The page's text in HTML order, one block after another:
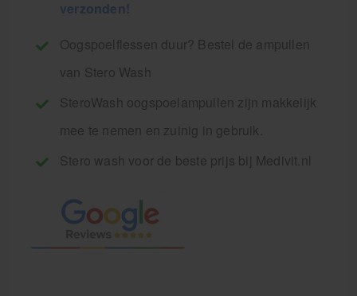
verzonden!
Oogspoelflessen duur? Bestel de ampullen
van Stero Wash
SteroWash oogspoelampullen zijn makkelijk
mee te nemen en zuinig in gebruik.
Stero wash voor de beste prijs bij Medivit.nl